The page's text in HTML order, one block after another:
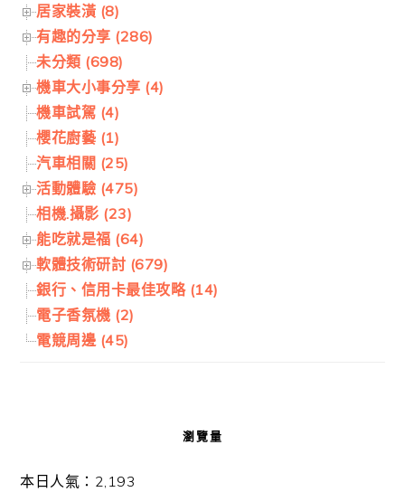
居家裝潢 (8)
有趣的分享 (286)
未分類 (698)
機車大小事分享 (4)
機車試駕 (4)
櫻花廚藝 (1)
汽車相關 (25)
活動體驗 (475)
相機.攝影 (23)
能吃就是福 (64)
軟體技術研討 (679)
銀行、信用卡最佳攻略 (14)
電子香氛機 (2)
電競周邊 (45)
瀏覽量
本日人氣：2,193